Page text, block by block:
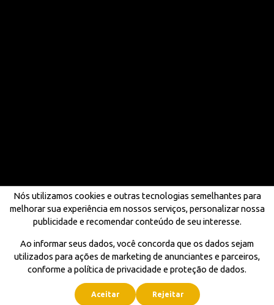
Nós utilizamos cookies e outras tecnologias semelhantes para
melhorar sua experiência em nossos serviços, personalizar nossa
publicidade e recomendar conteúdo de seu interesse.
Ao informar seus dados, você concorda que os dados sejam
utilizados para ações de marketing de anunciantes e parceiros,
conforme a política de privacidade e proteção de dados.
Aceitar Rejeitar